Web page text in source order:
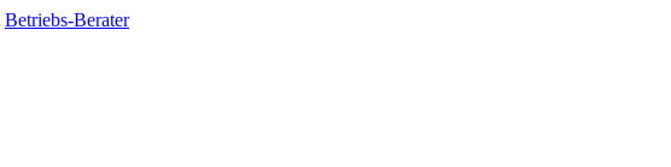
Betriebs-Berater